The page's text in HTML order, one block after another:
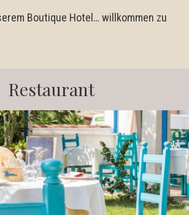
Boutique Hotel… willkommen zu
Restaurant